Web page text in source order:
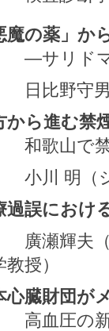
魔の薬」か
リドマイ
野守男（
から進む禁
山で禁煙
明（ジ
過誤におけ
輝夫（日
授）
心臓財団が
圧の新ガ